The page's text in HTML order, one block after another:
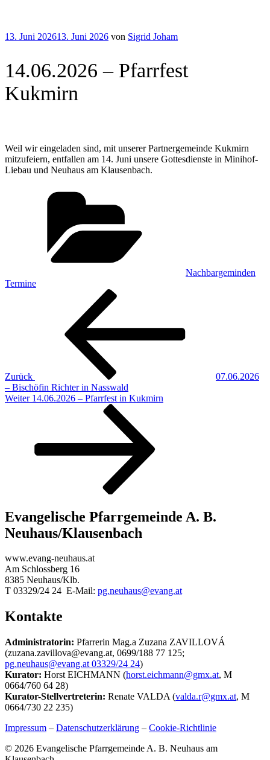
Veröffentlicht
13. Juni 202613. Juni 2026 von Sigrid Joham
14.06.2026 – Pfarrfest
Kukmirn
Weil wir eingeladen sind, mit unserer Partnergemeinde Kukmirn
mitzufeiern, entfallen am 14. Juni unsere Gottesdienste in Minihof-
Liebau und Neuhaus am Klausenbach.
Nachbargeminden
Termine
Beitragsnavigation
Zurück
07.06.2026
– Bischöfin Richter in Nasswald
Nächster
Weiter 14.06.2026 – Pfarrfest in Kukmirn
Evangelische Pfarrgemeinde A. B.
Neuhaus/Klausenbach
www.evang-neuhaus.at
Am Schlossberg 16
8385 Neuhaus/Klb.
T 03329/24 24 E-Mail: pg.neuhaus@evang.at
Kontakte
Administratorin: Pfarrerin Mag.a Zuzana ZAVILLOVÁ
(zuzana.zavillova@evang.at, 0699/188 77 125;
pg.neuhaus@evang.at 03329/24 24)
Kurator: Horst EICHMANN (horst.eichmann@gmx.at, M
0664/760 64 28)
Kurator-Stellvertreterin: Renate VALDA (valda.r@gmx.at, M
0664/730 22 235)
Impressum – Datenschutzerklärung – Cookie-Richtlinie
© 2026 Evangelische Pfarrgemeinde A. B. Neuhaus am